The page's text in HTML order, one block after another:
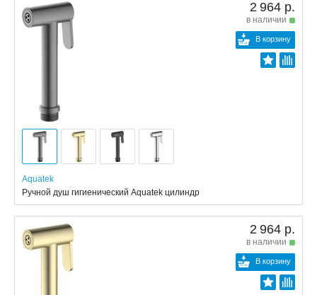
2 964 р.
в наличии
В корзину
Aquatek
Ручной душ гигиенический Aquatek цилиндр
2 964 р.
в наличии
В корзину